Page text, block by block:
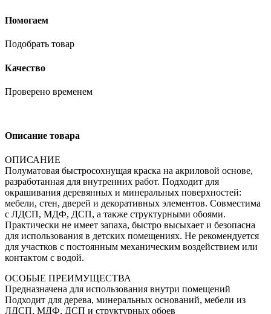
Помогаем
Подобрать товар
Качество
Проверено временем
Описание товара
ОПИСАНИЕ
Полуматовая быстросохнущая краска на акриловой основе,
разработанная для внутренних работ. Подходит для
окрашивания деревянных и минеральных поверхностей:
мебели, стен, дверей и декоративных элементов. Совместима
с ЛДСП, МДФ, ДСП, а также структурными обоями.
Практически не имеет запаха, быстро высыхает и безопасна
для использования в детских помещениях. Не рекомендуется
для участков с постоянным механическим воздействием или
контактом с водой.
ОСОБЫЕ ПРЕИМУЩЕСТВА
Предназначена для использования внутри помещений
Подходит для дерева, минеральных оснований, мебели из
ЛДСП, МДФ, ДСП и структурных обоев